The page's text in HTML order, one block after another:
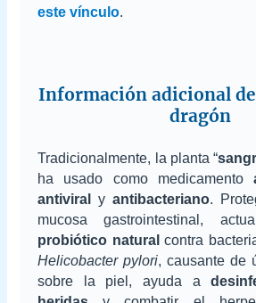
este vínculo.
Información adicional de
dragón
Tradicionalmente, la planta “
ha usado como medicamento
antiviral
yantibacteriano.
mucosa gastrointestinal,
probiótico natural contra
Helicobacter pylori, causante de
sobre la piel, ayuda a